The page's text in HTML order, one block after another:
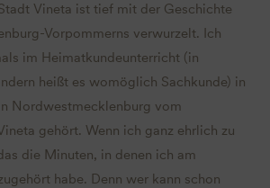
Vineta ist tief mit der Geschichte
Vorpommerns verwurzelt. Ich
im Heimatkundeunterricht (in
heißt es womöglich Sachkunde) in
Nordwestmecklenburg vom
gehört. Wenn ich ganz ehrlich zu
die Minuten, in denen ich am
habe. Denn wer kann schon